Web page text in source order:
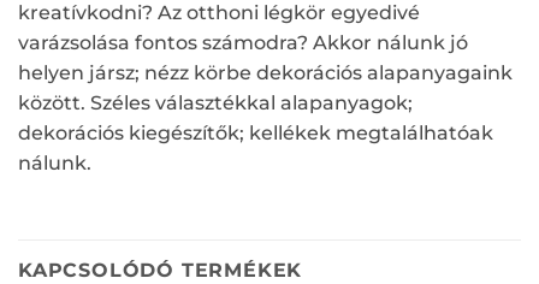
kreatívkodni? Az otthoni légkör egyedivé
varázsolása fontos számodra? Akkor nálunk jó
helyen jársz; nézz körbe dekorációs alapanyagaink
között. Széles választékkal alapanyagok;
dekorációs kiegészítők; kellékek megtalálhatóak
nálunk.
KAPCSOLÓDÓ TERMÉKEK